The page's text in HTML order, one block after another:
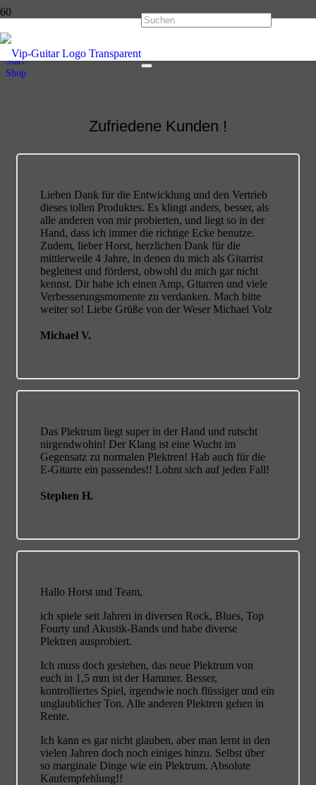
Shop
Start
Shop
Zufriedene Kunden !
Lieben Dank für die Entwicklung und den Vertrieb
dieses tollen Produktes. Es klingt anders, besser, als
alle anderen von mir probierten, und liegt so in der
Hand, dass ich immer die richtige Ecke benutze.
Zudem, lieber Horst, herzlichen Dank für die
mittlerweile 4 Jahre, in denen du mich als Gitarrist
begleitest und förderst, obwohl du mich gar nicht
kennst. Dir habe ich einen Amp, Gitarren und viele
Verbesserungsmomente zu verdanken. Mach bitte
weiter so! Liebe Grüße von der Weser Michael Volz
Michael V.
Das Plektrum liegt super in der Hand und rutscht
nirgendwohin! Der Klang ist eine Wucht im
Gegensatz zu normalen Plektren! Hab auch für die
E-Gitarre ein passendes!! Lohnt sich auf jeden Fall!
Stephen H.
Hallo Horst und Team,
ich spiele seit Jahren in diversen Rock, Blues, Top
Fourty und Akustik-Bands und habe diverse
Plektren ausprobiert.
Ich muss doch gestehen, das neue Plektrum von
euch in 1,5 mm ist der Hammer. Besser,
kontrolliertes Spiel, irgendwie noch flüssiger und ein
unglaublicher Ton. Alle anderen Plektren gehen in
Rente.
Ich kann es gar nicht glauben, aber man lernt in den
vielen Jahren doch noch einiges hinzu. Selbst über
so marginale Dinge wie ein Plektrum. Absolute
Kaufempfehlung!!